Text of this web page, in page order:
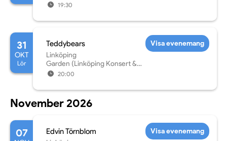
19:30
31
OKT
Lör
Teddybears
Linköping
Garden (Linköping Konsert &
Kongress)
20:00
Visa evenemang
November 2026
07 Edvin Törnblom Visa evenemang